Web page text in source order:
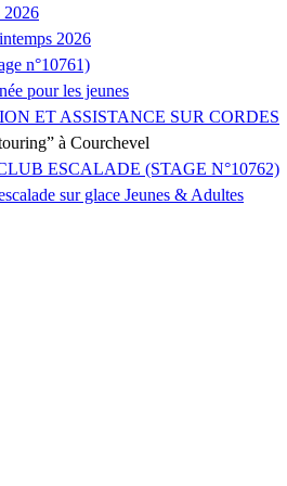
2026
2026
n°10761)
pour les jeunes
ET ASSISTANCE SUR CORDES
à Courchevel
ESCALADE (STAGE N°10762)
sur glace Jeunes & Adultes